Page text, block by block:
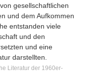
gesellschaftlichen
und dem Aufkommen
entstanden viele
und den
und eine
darstellten.
Literatur der 1960er-